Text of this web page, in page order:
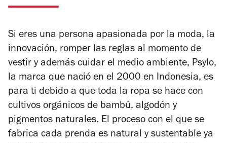
Si eres una persona apasionada por la moda, la
innovación, romper las reglas al momento de
vestir y además cuidar el medio ambiente, Psylo,
la marca que nació en el 2000 en Indonesia, es
para ti debido a que toda la ropa se hace con
cultivos orgánicos de bambú, algodón y
pigmentos naturales. El proceso con el que se
fabrica cada prenda es natural y sustentable ya